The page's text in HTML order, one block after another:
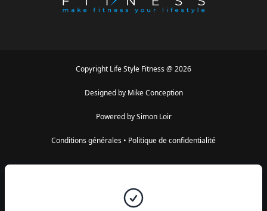
Copyright Life Style Fitness @ 2026
Designed by Mike Conception
Powered by Simon Loir
Conditions générales • Politique de confidentialité